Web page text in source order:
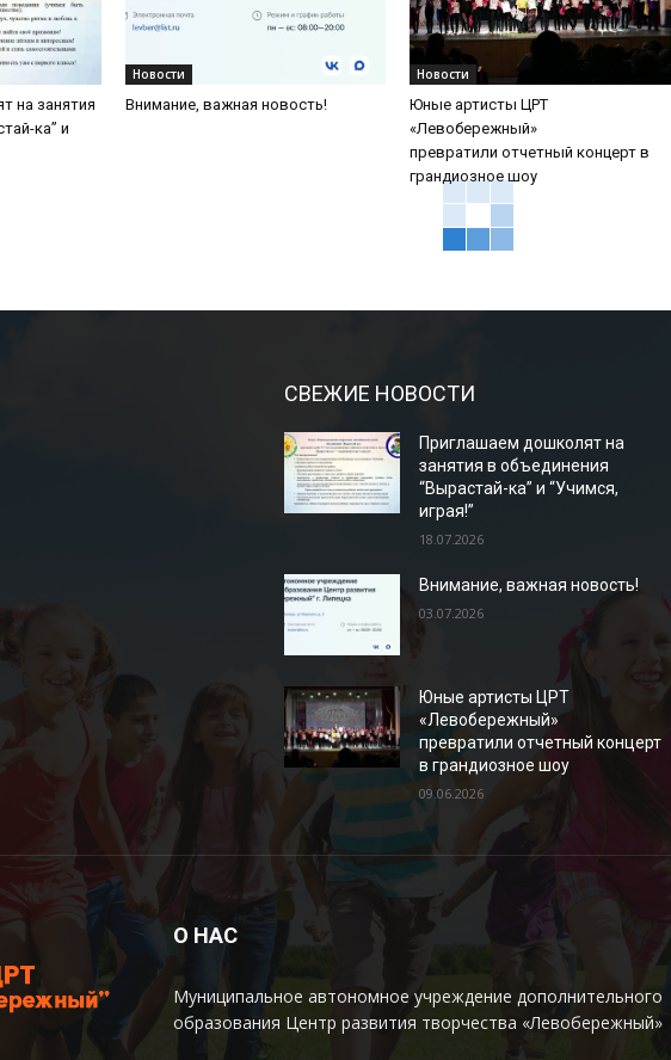
на занятия
ка” и
Новости
Внимание, важная новость!
Новости
Юные артисты ЦРТ
«Левобережный»
превратили отчетный концерт в
грандиозное шоу
СВЕЖИЕ НОВОСТИ
Приглашаем дошколят на
занятия в объединения
“Вырастай-ка” и “Учимся,
играя!”
18.07.2026
Внимание, важная новость!
03.07.2026
Юные артисты ЦРТ
«Левобережный»
превратили отчетный концерт
в грандиозное шоу
09.06.2026
О НАС
Муниципальное автономное учреждение дополнительного
образования Центр развития творчества «Левобережный»